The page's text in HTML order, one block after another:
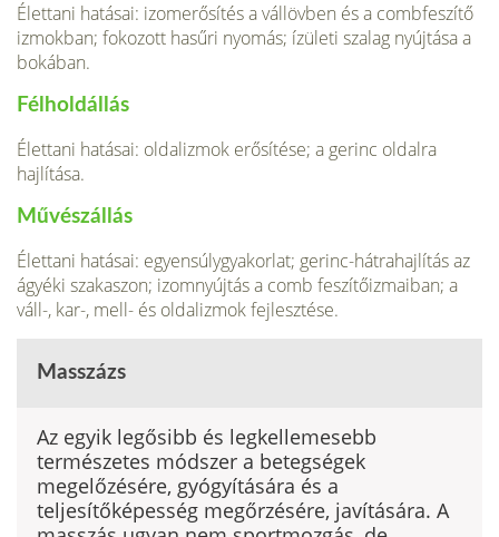
Élettani hatásai: izomerősítés a vállövben és a combfeszítő
izmokban; fokozott hasűri nyomás; ízületi szalag nyújtása a
bokában.
Félholdállás
Élettani hatásai: oldalizmok erősítése; a gerinc oldalra
hajlítása.
Művészállás
Élettani hatásai: egyensúlygyakorlat; gerinc-hátrahajlítás az
ágyéki szakaszon; izomnyújtás a comb feszítőizmaiban; a
váll-, kar-, mell- és oldalizmok fejlesztése.
Masszázs
Az egyik legősibb és legkellemesebb
természetes módszer a betegségek
megelőzésére, gyógyítására és a
teljesítőképesség megőrzésére, javítására. A